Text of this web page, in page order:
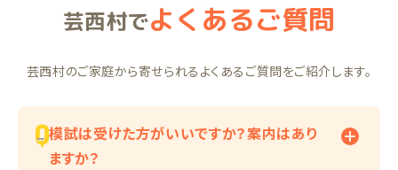
芸西村でよくあるご質問
芸西村のご家庭から寄せられるよくあるご質問をご紹介します。
模試は受けた方がいいですか？案内はあり
ますか？